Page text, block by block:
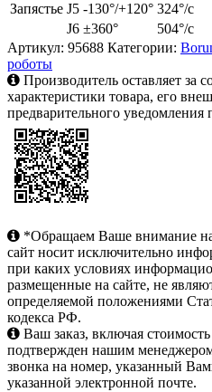
Запястье J5 -130°/+120° 324°/с
J6 ±360°
504°/с
Артикул: 95688 Категории:
роботы
Производитель оставляет за
характеристики товара, его
предварительного уведомления
*Обращаем Ваше внимание
сайт носит исключительно
при каких условиях
размещенные на сайте, не
определяемой положениями
кодекса РФ.
Ваш заказ, включая
подтвержден нашим
звонка на номер, указанный
указанной электронной почте.